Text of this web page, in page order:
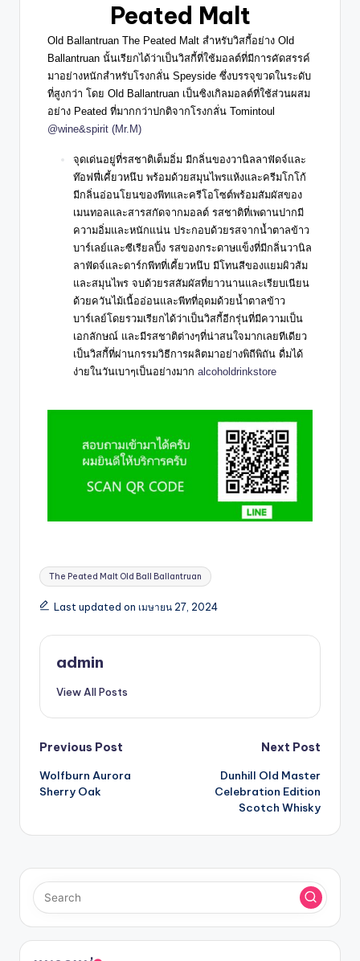
Peated Malt
Old Ballantruan The Peated Malt สำหรับวิสกี้อย่าง Old
Ballantruan นั้นเรียกได้ว่าเป็นวิสกี้ที่ใช้มอลต์ที่มีการคัดสรรค์
มาอย่างหนักสำหรับโรงกลั่น Speyside ซึ่งบรรจุขวดในระดับ
ที่สูงกว่า โดย Old Ballantruan เป็นซิงเกิลมอลต์ที่ใช้ส่วนผสม
อย่าง Peated ที่มากกว่าปกติจากโรงกลั่น Tomintoul
@wine&spirit (Mr.M)
จุดเด่นอยู่ที่รสชาติเต็มอิ่ม มีกลิ่นของวานิลลาฟัดจ์และ
ท๊อฟฟี่เคี้ยวหนึบ พร้อมด้วยสมุนไพรแห้งและครีมโกโก้
มีกลิ่นอ่อนโยนของพีทและครีโอโซต์พร้อมสัมผัสของ
เมนทอลและสารสกัดจากมอลต์ รสชาติที่เพดานปากมี
ความอิ่มและหนักแน่น ประกอบด้วยรสจากน้ำตาลข้าว
บาร์เลย์และซีเรียลปิ้ง รสของกระดาษแข็งที่มีกลิ่นวานิล
ลาฟัดจ์และดาร์กพีทที่เคี้ยวหนึบ มีโทนสีของแยมผิวส้ม
และสมุนไพร จบด้วยรสสัมผัสที่ยาวนานและเรียบเนียน
ด้วยควันไม้เนื้ออ่อนและพีทที่อุดมด้วยน้ำตาลข้าว
บาร์เลย์โดยรวมเรียกได้ว่าเป็นวิสกี้อีกรุ่นที่มีความเป็น
เอกลักษณ์ และมีรสชาติต่างๆที่น่าสนใจมากเลยทีเดียว
เป็นวิสกี้ที่ผ่านกรรมวิธีการผลิตมาอย่างพิถีพิถัน ดื่มได้
ง่ายในวันเบาๆเป็นอย่างมาก alcoholdrinkstore
The Peated Malt Old Ball Ballantruan
Last updated on เมษายน 27, 2024
admin
View All Posts
Previous Post
Wolfburn Aurora
Sherry Oak
Next Post
Dunhill Old Master
Celebration Edition
Scotch Whisky